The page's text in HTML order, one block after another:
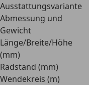
Ausstattungsvariante
Abmessung und
Gewicht
Länge/Breite/Höhe
(mm)
Radstand (mm)
Wendekreis (m)